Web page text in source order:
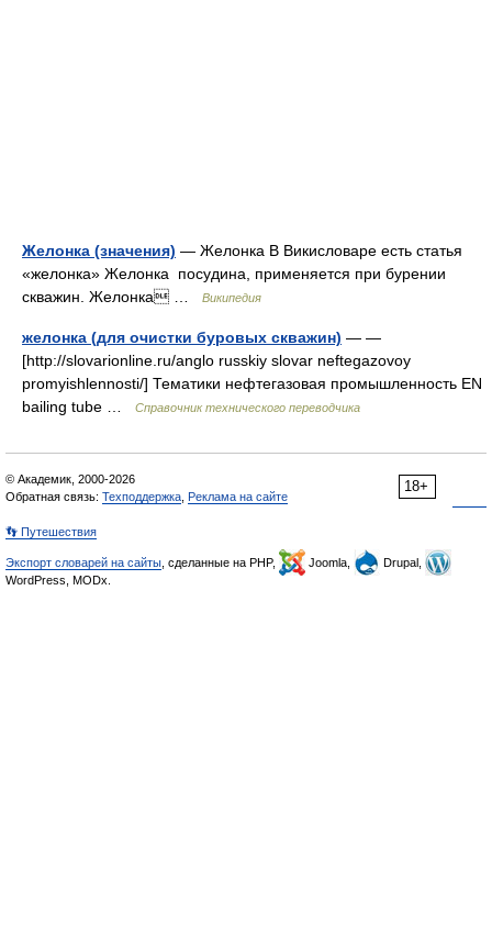
Желонка (значения) — Желонка В Викисловаре есть статья
«желонка» Желонка посудина, применяется при бурении
скважин. Желонка …
Википедия
желонка (для очистки буровых скважин) — —
[http://slovarionline.ru/anglo russkiy slovar neftegazovoy
promyishlennosti/] Тематики нефтегазовая промышленность EN
bailing tube …
Справочник технического переводчика
18+
© Академик, 2000-2026
Обратная связь: Техподдержка Реклама на сайте
👣 Путешествия
Экспорт словарей на сайты , сделанные на PHP, Joomla,
Drupal,
WordPress, MODx.